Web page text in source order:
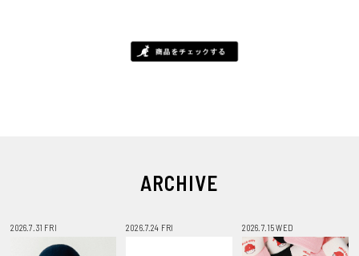
ARCHIVE
2026.7.31 FRI 2026.7.24 FRI 2026.7.15 WED